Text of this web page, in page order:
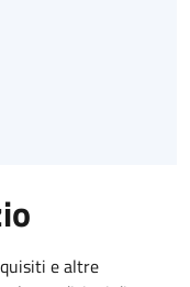
e altre